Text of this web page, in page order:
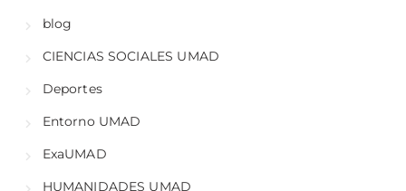
blog
CIENCIAS SOCIALES UMAD
Deportes
Entorno UMAD
ExaUMAD
HUMANIDADES UMAD